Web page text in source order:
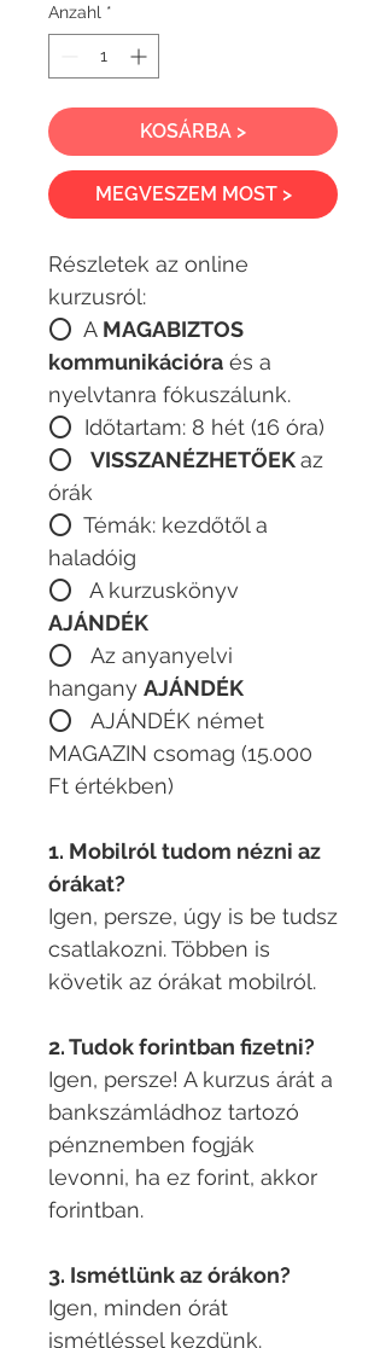
Anzahl *
KOSÁRBA >
MEGVESZEM MOST >
Részletek az online
kurzusról:
⭕️ A MAGABIZTOS
kommunikációra és a
nyelvtanra fókuszálunk.
⭕️ Időtartam: 8 hét (16 óra)
⭕️ VISSZANÉZHETŐEKaz
órák
⭕️ Témák: kezdőtől a
haladóig
⭕️ A kurzuskönyv
AJÁNDÉK
⭕️ Az anyanyelvi
hangany AJÁNDÉK
⭕️ AJÁNDÉK német
MAGAZIN csomag (15.000
Ft értékben)
1. Mobilról tudom nézni az
órákat?
Igen, persze, úgy is be tudsz
csatlakozni. Többen is
követik az órákat mobilról.
2. Tudok forintban fizetni?
Igen, persze! A kurzus árát a
bankszámládhoz tartozó
pénznemben fogják
levonni, ha ez forint, akkor
forintban.
3. Ismétlünk az órákon?
Igen, minden órát
ismétléssel kezdünk.